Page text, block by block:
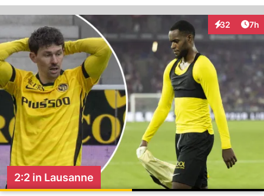
32
Interaktionen
7h
2:2 in Lausanne